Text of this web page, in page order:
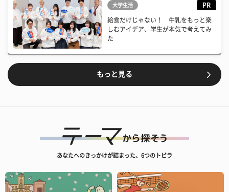
大学生活 PR
給食だけじゃない！ 牛乳をもっと楽
しむアイデア、学生が本気で考えてみ
た
もっと見る
あなたへのきっかけが詰まった、6つのトビラ